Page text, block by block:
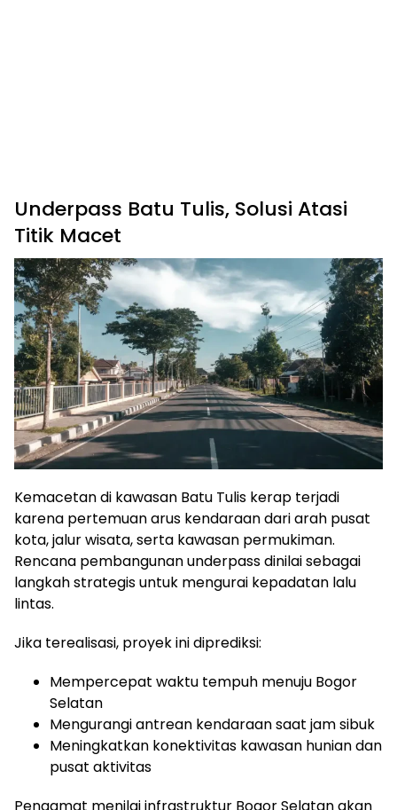
Underpass Batu Tulis, Solusi Atasi
Titik Macet
Kemacetan di kawasan Batu Tulis kerap terjadi
karena pertemuan arus kendaraan dari arah pusat
kota, jalur wisata, serta kawasan permukiman.
Rencana pembangunan underpass dinilai sebagai
langkah strategis untuk mengurai kepadatan lalu
lintas.
Jika terealisasi, proyek ini diprediksi:
Mempercepat waktu tempuh menuju Bogor
Selatan
Mengurangi antrean kendaraan saat jam sibuk
Meningkatkan konektivitas kawasan hunian dan
pusat aktivitas